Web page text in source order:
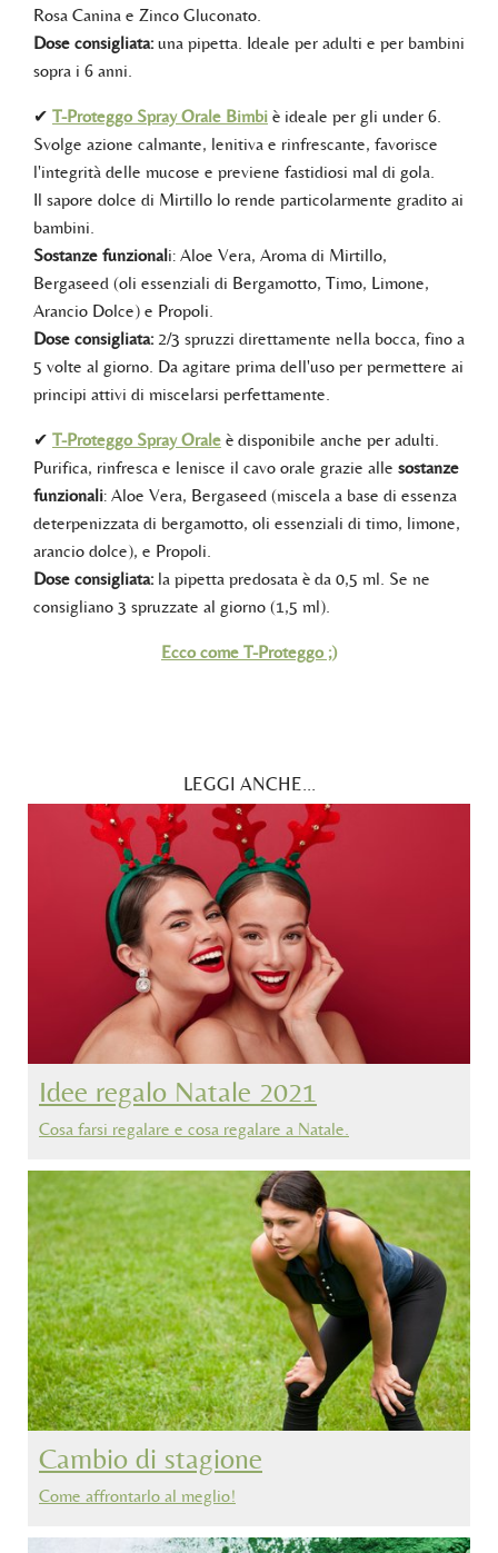
Rosa Canina e Zinco Gluconato.
Dose consigliata:una pipetta. Ideale per adulti e per bambini
sopra i 6 anni.
✔ T-Proteggo Spray Orale Bimbi è ideale per gli under 6.
Svolge azione calmante, lenitiva e rinfrescante, favorisce
l'integrità delle mucose e previene fastidiosi mal di gola.
Il sapore dolce di Mirtillo lo rende particolarmente gradito ai
bambini.
Sostanze funzionali: Aloe Vera, Aroma di Mirtillo,
Bergaseed (oli essenziali di Bergamotto, Timo, Limone,
Arancio Dolce) e Propoli.
Dose consigliata: 2/3 spruzzi direttamente nella bocca, fino a
5 volte al giorno. Da agitare prima dell'uso per permettere ai
principi attivi di miscelarsi perfettamente.
✔ T-Proteggo Spray Orale è disponibile anche per adulti.
Purifica, rinfresca e lenisce il cavo orale grazie alle sostanze
funzionali: Aloe Vera, Bergaseed (miscela a base di essenza
deterpenizzata di bergamotto, oli essenziali di timo, limone,
arancio dolce), e Propoli.
Dose consigliata: la pipetta predosata è da 0,5 ml. Se ne
consigliano 3 spruzzate al giorno (1,5 ml).
Ecco come T-Proteggo ;)
LEGGI ANCHE...
Idee regalo Natale 2021
Cosa farsi regalare e cosa regalare a Natale.
Cambio di stagione
Come affrontarlo al meglio!